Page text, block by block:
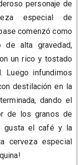
personaje de
especial de
comenzó como
de alta gravedad,
un rico y tostado
Luego infundimos
destilación en la
dando el
de los granos de
gusta el café y la
cerveza especial